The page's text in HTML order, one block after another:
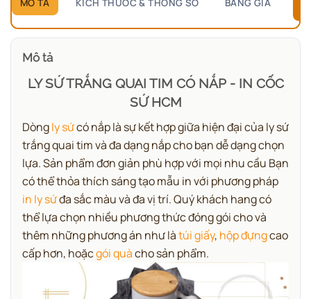
MÔ TẢ KÍCH THƯỚC & THÔNG SỐ BẢNG GIÁ
Mô tả
LY SỨ TRẮNG QUAI TIM CÓ NẮP - IN CỐC
SỨ HCM
Dòngly sứcó nắp là sự kết hợp giữa hiện đại của ly sứ
trắng quai tim và đa dạng nắp cho bạn dễ dạng chọn
lựa. Sản phẩm đơn giản phù hợp với mọi nhu cầu Bạn
có thể thỏa thích sáng tạo mẫu in với phương pháp
in ly sứđa sắc màu và đa vị trí. Quý khách hang có
thể lựa chọn nhiều phương thức đóng gói cho và
thêm những phương án như làtúi giấy, hộp đựngcao
cấp hơn, hoặcgói quàcho sản phẩm.